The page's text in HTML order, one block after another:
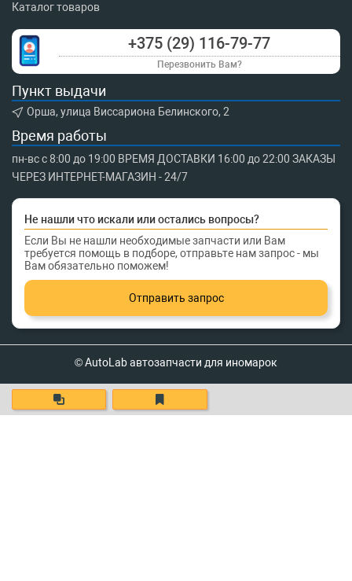
Каталог товаров
+375 (29) 116-79-77
Перезвонить Вам?
Пункт выдачи
Орша, улица Виссариона Белинского, 2
Время работы
пн-вс с 8:00 до 19:00 ВРЕМЯ ДОСТАВКИ 16:00 до 22:00 ЗАКАЗЫ
ЧЕРЕЗ ИНТЕРНЕТ-МАГАЗИН - 24/7
Не нашли что искали или остались вопросы?
Если Вы не нашли необходимые запчасти или Вам
требуется помощь в подборе, отправьте нам запрос - мы
Вам обязательно поможем!
Отправить запрос
© AutoLab автозапчасти для иномарок